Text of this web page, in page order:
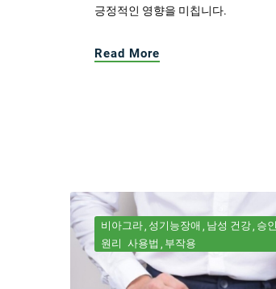
긍정적인 영향을 미칩니다.
Read More
비아그라 성기능장애 남성 건강 승
원리 사용법 부작용